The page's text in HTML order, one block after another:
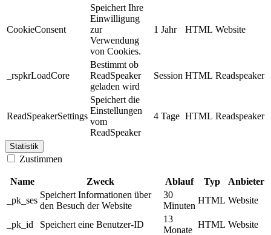
CookieConsent
Speichert Ihre
Einwilligung
zur
Verwendung
von Cookies.
1 Jahr HTML Website
_rspkrLoadCore
Bestimmt ob
ReadSpeaker
geladen wird
Session HTML Readspeaker
ReadSpeakerSettings
Speichert die
Einstellungen
vom
ReadSpeaker
4 Tage HTML Readspeaker
Statistik
Zustimmen
Name Zweck Ablauf Typ
Anbieter
_pk_ses
Speichert Informationen über
den Besuch der Website
30
Minuten
HTML Website
_pk_id Speichert eine Benutzer-ID
13
Monate
HTML Website